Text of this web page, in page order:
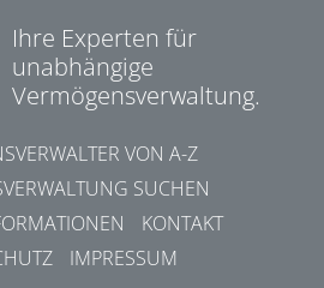
Ihre Experten für
unabhängige
Vermögensverwaltung.
VON A-Z
SUCHEN
KONTAKT
IMPRESSUM